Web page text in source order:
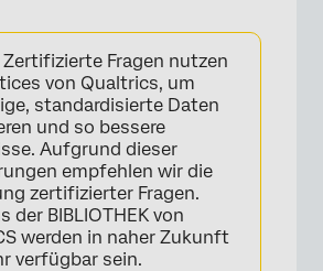
Zertifizierte Fragen nutzen
von Qualtrics, um
standardisierte Daten
und so bessere
Aufgrund dieser
empfehlen wir die
zertifizierter Fragen.
der BIBLIOTHEK von
werden in naher Zukunft
verfügbar sein.